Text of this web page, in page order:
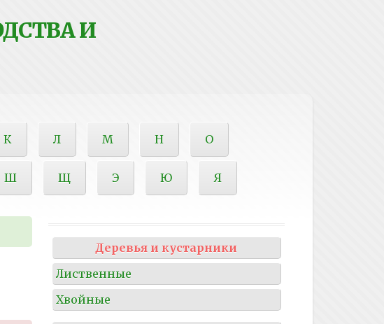
И
К Л М Н О
Ш Щ Э Ю Я
Деревья и кустарники
Лиственные
Хвойные